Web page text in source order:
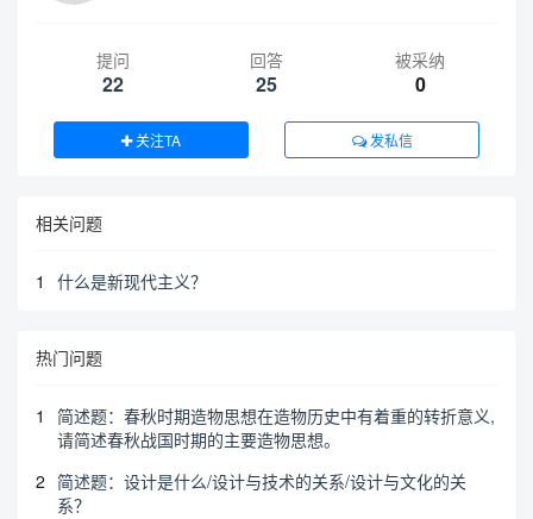
提问
22
回答
25
被采纳
0
关注TA 发私信
相关问题
1 什么是新现代主义？
热门问题
1
简述题：春秋时期造物思想在造物历史中有着重的转折意义,
请简述春秋战国时期的主要造物思想。
2 简述题：设计是什么/设计与技术的关系/设计与文化的关
系？